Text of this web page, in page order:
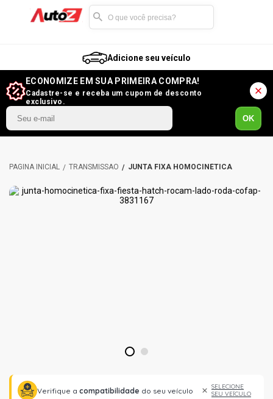
Adicione seu veículo
ECONOMIZE EM SUA PRIMEIRA COMPRA!
Cadastre-se e receba um cupom de desconto
exclusivo.
OK
TRANSMISSÃO JUNTA FIXA HOMOCINÉTICA
1 2
Verifique a compatibilidade do seu veículo
SELECIONE
SEU VEÍCULO